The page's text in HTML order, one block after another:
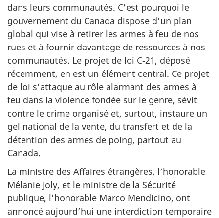
dans leurs communautés. C’est pourquoi le
gouvernement du Canada dispose d’un plan
global qui vise à retirer les armes à feu de nos
rues et à fournir davantage de ressources à nos
communautés. Le projet de loi C‑21, déposé
récemment, en est un élément central. Ce projet
de loi s’attaque au rôle alarmant des armes à
feu dans la violence fondée sur le genre, sévit
contre le crime organisé et, surtout, instaure un
gel national de la vente, du transfert et de la
détention des armes de poing, partout au
Canada.
La ministre des Affaires étrangères, l’honorable
Mélanie Joly, et le ministre de la Sécurité
publique, l’honorable Marco Mendicino, ont
annoncé aujourd’hui une interdiction temporaire